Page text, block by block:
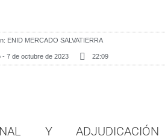
ENID MERCADO SALVATIERRA
- 7 de octubre de 2023 22:09
Y ADJUDICACIÓN